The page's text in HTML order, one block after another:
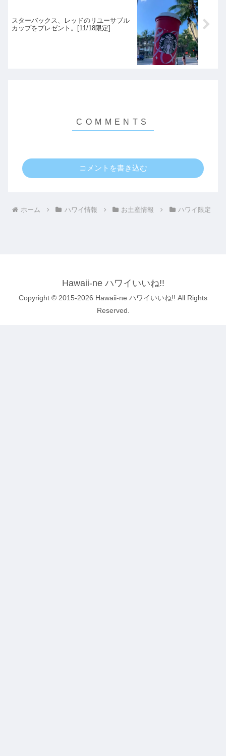
スターバックス、レッドのリユーサブル
カップをプレゼント。[11/18限定]
コメントを書き込む
ホーム ハワイ情報 お土産情報 ハワイ限定
Hawaii-ne ハワイいいね!!
Copyright © 2015-2026 Hawaii-ne ハワイいいね!! All Rights
Reserved.